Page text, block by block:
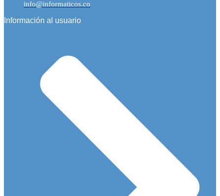
info@informaticos.co
Información al usuario